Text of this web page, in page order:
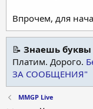
Впрочем, для
📝 Знаешь
Платим. Дорого.
ЗА СООБЩЕНИЯ"
MMGP Live